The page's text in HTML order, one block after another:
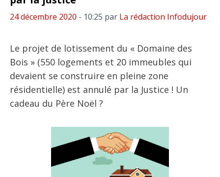
24 décembre 2020 - 10:25 par La rédaction Infodujour
Le projet de lotissement du « Domaine des
Bois » (550 logements et 20 immeubles qui
devaient se construire en pleine zone
résidentielle) est annulé par la Justice ! Un
cadeau du Père Noël ?